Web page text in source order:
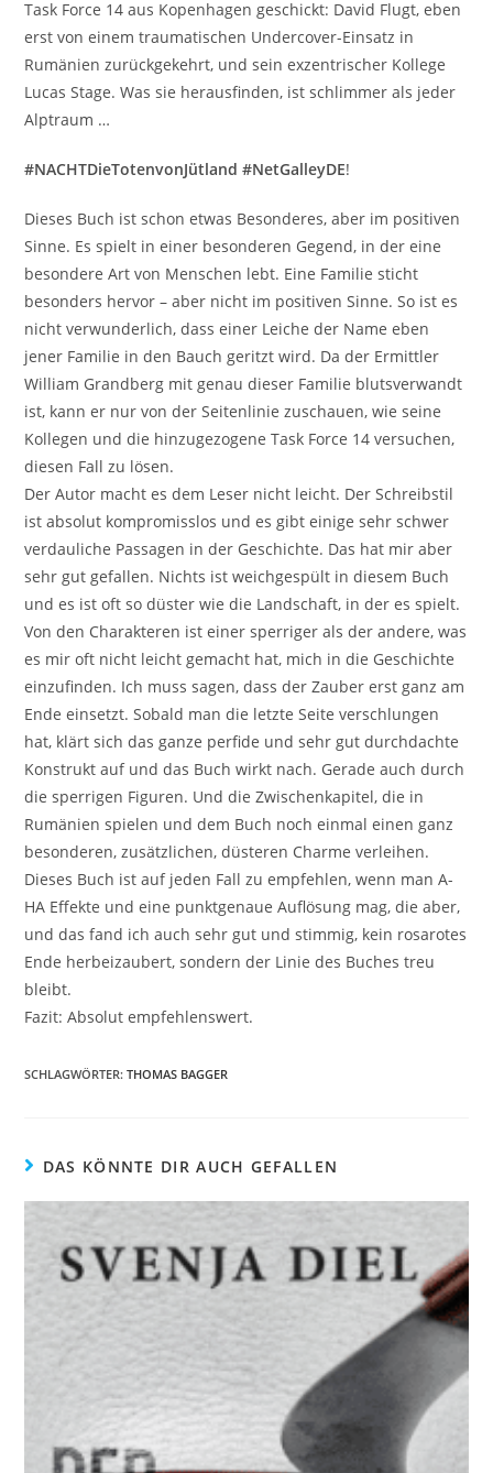
Task Force 14 aus Kopenhagen geschickt: David Flugt, eben
erst von einem traumatischen Undercover-Einsatz in
Rumänien zurückgekehrt, und sein exzentrischer Kollege
Lucas Stage. Was sie herausfinden, ist schlimmer als jeder
Alptraum …
#NACHTDieTotenvonJütland #NetGalleyDE!
Dieses Buch ist schon etwas Besonderes, aber im positiven
Sinne. Es spielt in einer besonderen Gegend, in der eine
besondere Art von Menschen lebt. Eine Familie sticht
besonders hervor – aber nicht im positiven Sinne. So ist es
nicht verwunderlich, dass einer Leiche der Name eben
jener Familie in den Bauch geritzt wird. Da der Ermittler
William Grandberg mit genau dieser Familie blutsverwandt
ist, kann er nur von der Seitenlinie zuschauen, wie seine
Kollegen und die hinzugezogene Task Force 14 versuchen,
diesen Fall zu lösen.
Der Autor macht es dem Leser nicht leicht. Der Schreibstil
ist absolut kompromisslos und es gibt einige sehr schwer
verdauliche Passagen in der Geschichte. Das hat mir aber
sehr gut gefallen. Nichts ist weichgespült in diesem Buch
und es ist oft so düster wie die Landschaft, in der es spielt.
Von den Charakteren ist einer sperriger als der andere, was
es mir oft nicht leicht gemacht hat, mich in die Geschichte
einzufinden. Ich muss sagen, dass der Zauber erst ganz am
Ende einsetzt. Sobald man die letzte Seite verschlungen
hat, klärt sich das ganze perfide und sehr gut durchdachte
Konstrukt auf und das Buch wirkt nach. Gerade auch durch
die sperrigen Figuren. Und die Zwischenkapitel, die in
Rumänien spielen und dem Buch noch einmal einen ganz
besonderen, zusätzlichen, düsteren Charme verleihen.
Dieses Buch ist auf jeden Fall zu empfehlen, wenn man A-
HA Effekte und eine punktgenaue Auflösung mag, die aber,
und das fand ich auch sehr gut und stimmig, kein rosarotes
Ende herbeizaubert, sondern der Linie des Buches treu
bleibt.
Fazit: Absolut empfehlenswert.
SCHLAGWÖRTER:THOMAS BAGGER
DAS KÖNNTE DIR AUCH GEFALLEN